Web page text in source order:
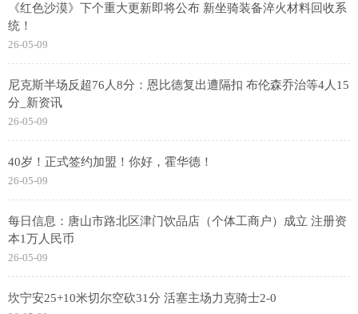
《红色沙漠》下个重大更新即将公布 新坐骑装备淬火材料回收系
统！
26-05-09
尼克斯半场反超76人8分：恩比德复出遭隔扣 布伦森乔治等4人15
分_新资讯
26-05-09
40岁！正式签约加盟！你好，霍华德！
26-05-09
每日信息：唐山市路北区津门饮品店（个体工商户）成立 注册资
本1万人民币
26-05-09
坎宁安25+10米切尔空砍31分 活塞主场力克骑士2-0